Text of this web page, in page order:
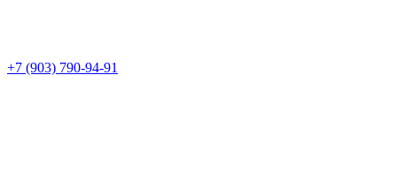
+7 (903) 790-94-91